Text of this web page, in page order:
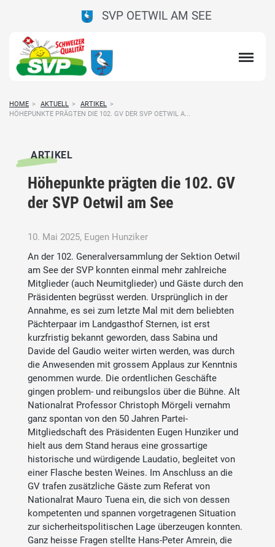
SVP OETWIL AM SEE
HOME > AKTUELL > ARTIKEL >
HÖHEPUNKTE PRÄGTEN DIE 102. GV DER SVP OETWIL A...
ARTIKEL
Höhepunkte prägten die 102. GV
der SVP Oetwil am See
10. Mai 2025, Eugen Hunziker
An der 102. Generalversammlung der Sektion Oetwil
am See der SVP konnten einmal mehr zahlreiche
Mitglieder (auch Neumitglieder) und Gäste durch den
Präsidenten begrüsst werden. Ursprünglich in der
Annahme, es sei zum letzte Mal mit dem beliebten
Pächterpaar im Landgasthof Sternen, ist erst
kurzfristig bekannt geworden, dass Sabina und
Davide del Gaudio weiter wirten werden, was durch
die Anwesenden mit grossem Applaus zur Kenntnis
genommen wurde. Die ordentlichen Geschäfte
gingen problem- und reibungslos über die Bühne. Alt
Nationalrat Professor Christoph Mörgeli vernahm
ganz spontan von den 50 Jahren Partei-
Mitgliedschaft des Präsidenten Eugen Hunziker und
hielt aus dem Stand heraus eine grossartige
historische und würdigende Laudatio, begleitet von
einer Flasche besten Weines. Im Anschluss an die
GV trafen zusätzliche Gäste zum Referat von
Nationalrat Mauro Tuena ein, die sich von dessen
kompetenten und spannen vorgetragenen Situation
zur sicherheitspolitischen Lage überzeugen konnten.
Ganz heisse Fragen stellte Hans-Peter Amrein, die